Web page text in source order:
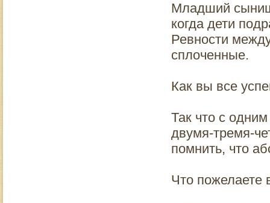
Младший
когда дети
Ревности
сплоченные.
Как вы все
Так что с
двумя-тремя-
помнить, что
Что